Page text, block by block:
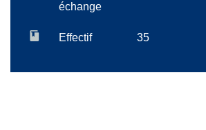
échange
Effectif 35